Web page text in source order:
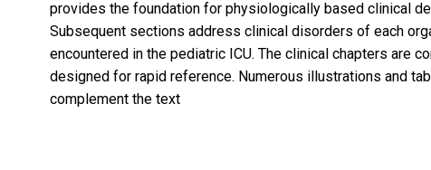
provides the foundation for physiologically based clinical
Subsequent sections address clinical disorders of each
encountered in the pediatric ICU. The clinical chapters are
designed for rapid reference. Numerous illustrations and
complement the text